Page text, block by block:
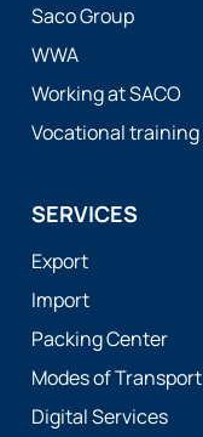
Saco Group
WWA
Working at SACO
Vocational training
SERVICES
Export
Import
Packing Center
Modes of Transport
Digital Services